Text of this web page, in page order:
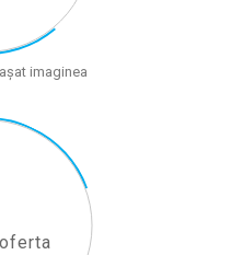
imaginea